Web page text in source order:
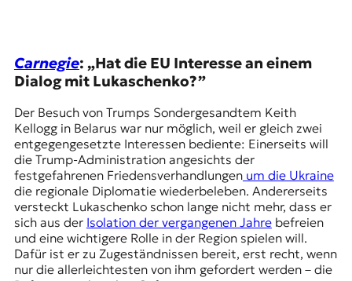
Carnegie: „Hat die EU Interesse an einem
Dialog mit Lukaschenko?”
Der Besuch von Trumps Sondergesandtem Keith
Kellogg in Belarus war nur möglich, weil er gleich zwei
entgegengesetzte Interessen bediente: Einerseits will
die Trump-Administration angesichts der
festgefahrenen Friedensverhandlungenum die Ukraine
die regionale Diplomatie wiederbeleben. Andererseits
versteckt Lukaschenko schon lange nicht mehr, dass er
sich aus der Isolation der vergangenen Jahrebefreien
und eine wichtigere Rolle in der Region spielen will.
Dafür ist er zu Zugeständnissen bereit, erst recht, wenn
nur die allerleichtesten von ihm gefordert werden – die